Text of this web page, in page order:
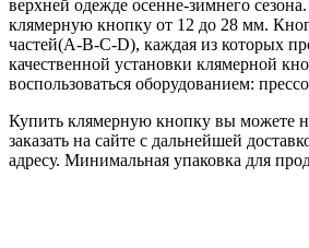
верхней одежде осенне-зимнего
клямерную кнопку от 12 до 28 мм.
частей(А-В-С-D), каждая из которых
качественной установки клямерной
воспользоваться оборудованием:
Купить клямерную кнопку вы можете
заказать на сайте с дальнейшей
адресу. Минимальная упаковка для